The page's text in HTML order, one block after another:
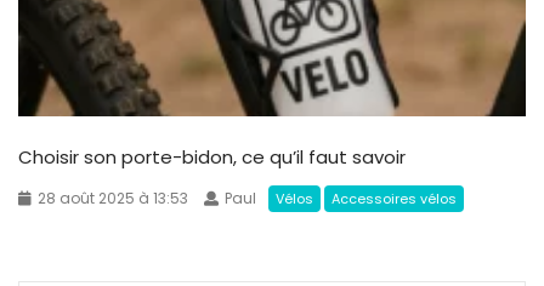
Choisir son porte-bidon, ce qu’il faut savoir
28 août 2025 à 13:53 Paul Vélos Accessoires vélos